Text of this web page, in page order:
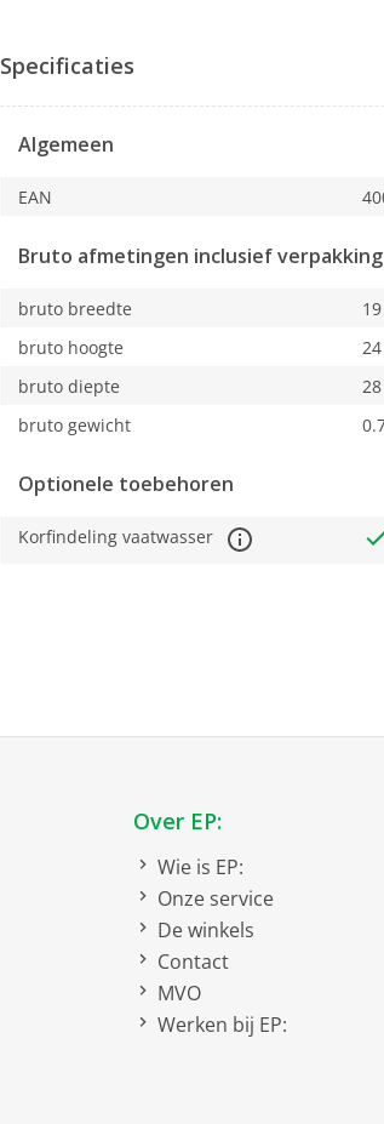
actie
opent
u
modaal
Specificaties
Algemeen
EAN
Bruto afmetingen inclusief verpakking
bruto breedte
bruto hoogte
bruto diepte
bruto gewicht
Optionele toebehoren
Korfindeling vaatwasser
Over EP:
Wie is EP:
Onze service
De winkels
Contact
MVO
Werken bij EP: